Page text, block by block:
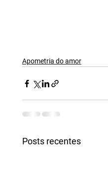
Apometria do amor
Posts recentes